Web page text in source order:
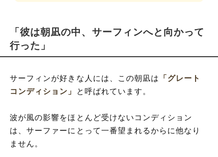
「彼は朝凪の中、サーフィンへと向かって
行った」
サーフィンが好きな人には、この朝凪は
「グレート
コンディション」
と呼ばれています。
波が風の影響をほとんど受けないコンディション
は、サーファーにとって一番望まれるからに他なり
ません。